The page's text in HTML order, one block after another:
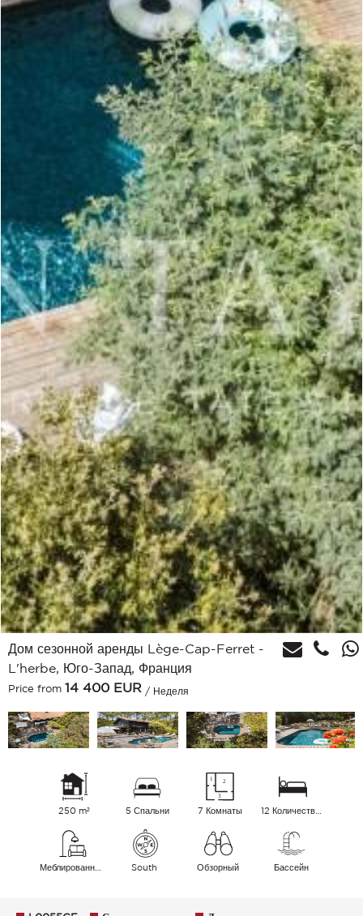
Дом сезонной аренды Lège-Cap-Ferret -
L'herbe, Юго-Запад, Франция
Price from 14 400 EUR / Неделя
250 m² 5 Спальни 7 Комнаты 12 Количество спальных мест
South Обзорный Бассейн